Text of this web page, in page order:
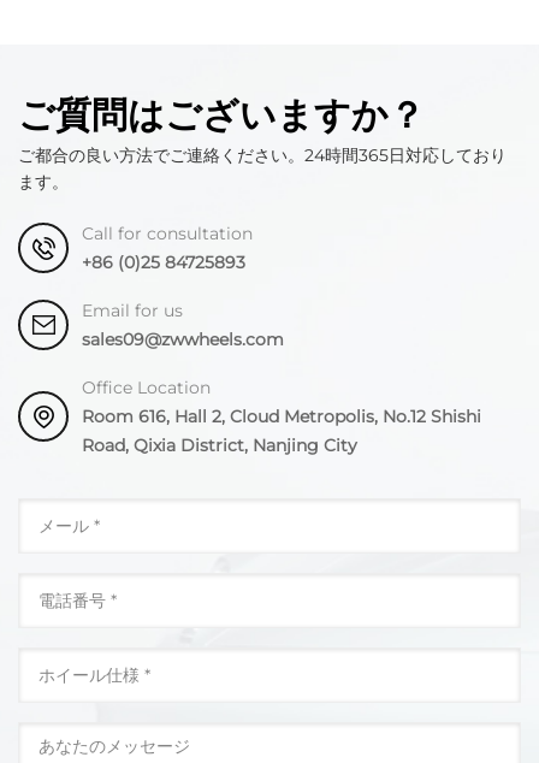
ご質問はございますか？
ご都合の良い方法でご連絡ください。24時間365日対応しており
ます。
Call for consultation
+86 (0)25 84725893
Email for us
sales09@zwwheels.com
Office Location
Room 616, Hall 2, Cloud Metropolis, No.12 Shishi
Road, Qixia District, Nanjing City